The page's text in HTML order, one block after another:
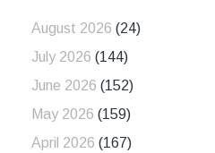
August 2026 (24)
July 2026 (144)
June 2026 (152)
May 2026 (159)
April 2026 (167)